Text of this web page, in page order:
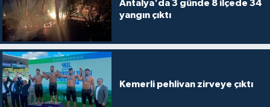
Antalya'da 3 günde 8 ilçede 34
yangın çıktı
Kemerli pehlivan zirveye çıktı